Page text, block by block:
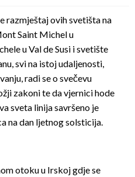
razmještaj ovih svetišta na
Saint Michel u
u Val de Susi i svetište
svi na istoj udaljenosti,
radi se o svečevu
zakoni te da vjernici hode
sveta linija savršeno je
na dan ljetnog solsticija.
otoku u Irskoj gdje se